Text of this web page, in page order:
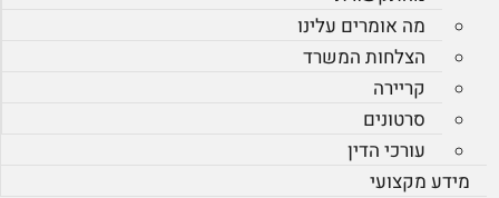
מה אומרים עלינו
הצלחות המשרד
קריירה
סרטונים
עורכי הדין
מידע מקצועי